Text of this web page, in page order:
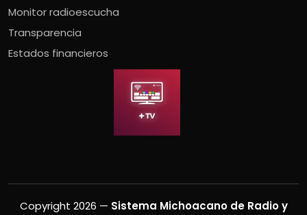
Monitor radioescucha
Transparencia
Estados financieros
Copyright 2026 — Sistema Michoacano de Radio y